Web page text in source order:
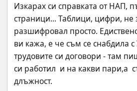
Изкарах си справката от НАП,
страници... Таблици, цифри, не
разшифровал просто.
ви кажа, е че съм се снабдила
трудовите си договори - там
си работил  и на какви пари,а
длъжност.